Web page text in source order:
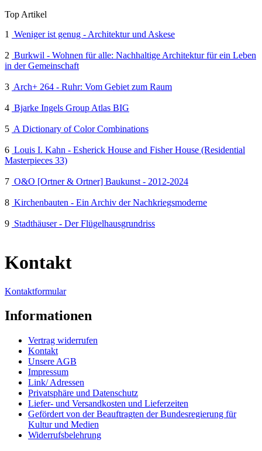
Top Artikel
1
Weniger ist genug - Architektur und Askese
2 Burkwil - Wohnen für alle: Nachhaltige Architektur für ein Leben
in der Gemeinschaft
3 Arch+ 264 - Ruhr: Vom Gebiet zum Raum
4 Bjarke Ingels Group Atlas BIG
5 A Dictionary of Color Combinations
6 Louis I. Kahn - Esherick House and Fisher House (Residential
Masterpieces 33)
7 O&O [Ortner & Ortner] Baukunst - 2012-2024
8 Kirchenbauten - Ein Archiv der Nachkriegsmoderne
9 Stadthäuser - Der Flügelhausgrundriss
Kontakt
Kontaktformular
Informationen
Vertrag widerrufen
Kontakt
Unsere AGB
Impressum
Link/ Adressen
Privatsphäre und Datenschutz
Liefer- und Versandkosten und Lieferzeiten
Gefördert von der Beauftragten der Bundesregierung für
Kultur und Medien
Widerrufsbelehrung